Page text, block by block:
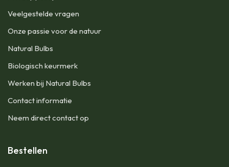
Veelgestelde vragen
Onze passie voor de natuur
Natural Bulbs
Biologisch keurmerk
Werken bij Natural Bulbs
Contact informatie
Neem direct contact op
Bestellen